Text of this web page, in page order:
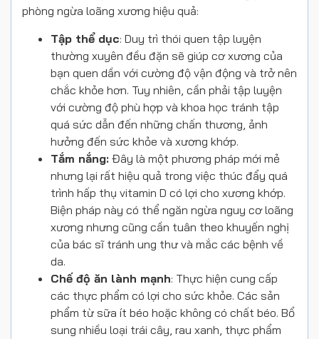
phòng ngừa loãng xương hiệu quả:
Tập thể dục: Duy trì thói quen tập luyện
thường xuyên đều đặn sẽ giúp cơ xương của
bạn quen dần với cường độ vận động và trở nên
chắc khỏe hơn. Tuy nhiên, cần phải tập luyện
với cường độ phù hợp và khoa học tránh tập
quá sức dẫn đến những chấn thương, ảnh
hưởng đến sức khỏe và xương khớp.
Tắm nắng: Đây là một phương pháp mới mẻ
nhưng lại rất hiệu quả trong việc thúc đẩy quá
trình hấp thụ vitamin D có lợi cho xương khớp.
Biện pháp này có thể ngăn ngừa nguy cơ loãng
xương nhưng cũng cần tuân theo khuyến nghị
của bác sĩ tránh ung thư và mắc các bệnh về
da.
Chế độ ăn lành mạnh: Thực hiện cung cấp
các thực phẩm có lợi cho sức khỏe. Các sản
phẩm từ sữa ít béo hoặc không có chất béo. Bổ
sung nhiều loại trái cây, rau xanh, thực phẩm